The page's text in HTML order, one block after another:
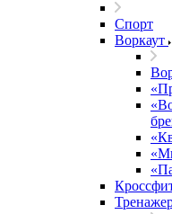
Спорт
Воркаут